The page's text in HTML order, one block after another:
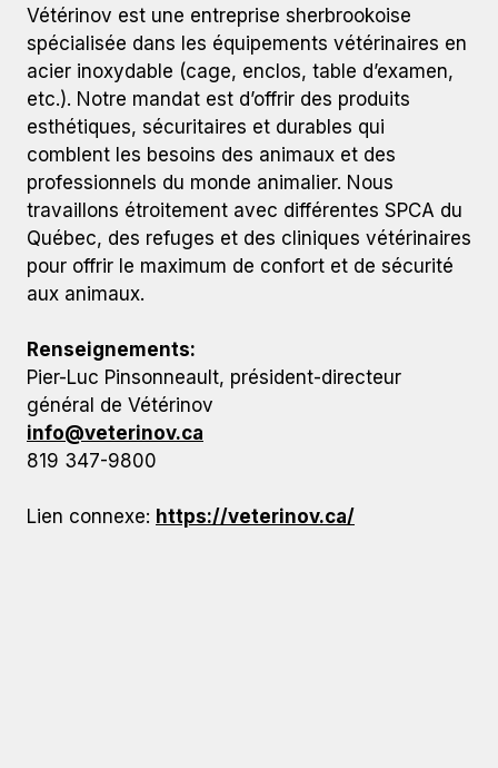
Vétérinov est une entreprise sherbrookoise
spécialisée dans les équipements vétérinaires en
acier inoxydable (cage, enclos, table d’examen,
etc.). Notre mandat est d’offrir des produits
esthétiques, sécuritaires et durables qui
comblent les besoins des animaux et des
professionnels du monde animalier. Nous
travaillons étroitement avec différentes SPCA du
Québec, des refuges et des cliniques vétérinaires
pour offrir le maximum de confort et de sécurité
aux animaux.
Renseignements:
Pier-Luc Pinsonneault, président-directeur
général de Vétérinov
info@veterinov.ca
819 347-9800
Lien connexe: https://veterinov.ca/